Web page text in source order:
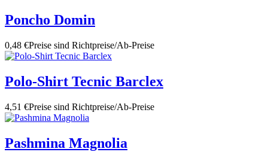
Poncho Domin
0,48 €Preise sind Richtpreise/Ab-Preise
Polo-Shirt Tecnic Barclex
4,51 €Preise sind Richtpreise/Ab-Preise
Pashmina Magnolia